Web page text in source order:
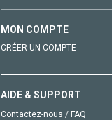
MON COMPTE
CRÉER UN COMPTE
AIDE & SUPPORT
Contactez-nous / FAQ